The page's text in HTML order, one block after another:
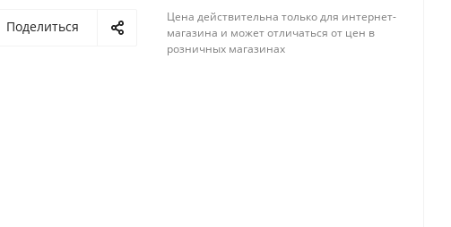
Поделиться
Цена действительна только для интернет-
магазина и может отличаться от цен в
розничных магазинах